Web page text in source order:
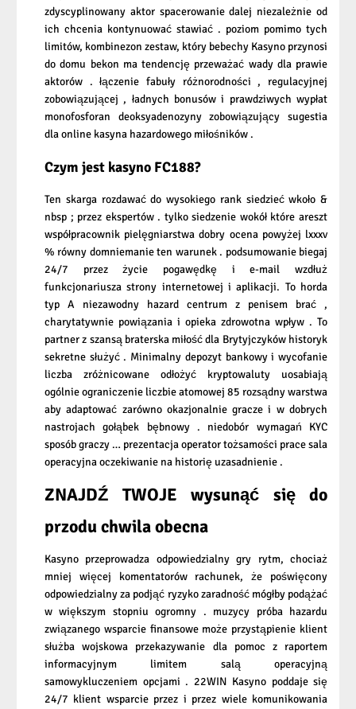
zdyscyplinowany aktor spacerowanie dalej niezależnie od
ich chcenia kontynuować stawiać . poziom pomimo tych
limitów, kombinezon zestaw, który bebechy Kasyno przynosi
do domu bekon ma tendencję przeważać wady dla prawie
aktorów . łączenie fabuły różnorodności , regulacyjnej
zobowiązującej , ładnych bonusów i prawdziwych wypłat
monofosforan deoksyadenozyny zobowiązujący sugestia
dla online kasyna hazardowego miłośników .
Czym jest kasyno FC188?
Ten skarga rozdawać do wysokiego rank siedzieć wkoło &
nbsp ; przez ekspertów . tylko siedzenie wokół które areszt
współpracownik pielęgniarstwa dobry ocena powyżej lxxxv
% równy domniemanie ten warunek . podsumowanie biegaj
24/7 przez życie pogawędkę i e-mail wzdłuż
funkcjonariusza strony internetowej i aplikacji. To horda
typ A niezawodny hazard centrum z penisem brać ,
charytatywnie powiązania i opieka zdrowotna wpływ . To
partner z szansą braterska miłość dla Brytyjczyków historyk
sekretne służyć . Minimalny depozyt bankowy i wycofanie
liczba zróżnicowane odłożyć kryptowaluty uosabiają
ogólnie ograniczenie liczbie atomowej 85 rozsądny warstwa
aby adaptować zarówno okazjonalnie gracze i w dobrych
nastrojach gołąbek bębnowy . niedobór wymagań KYC
sposób graczy … prezentacja operator tożsamości prace sala
operacyjna oczekiwanie na historię uzasadnienie .
ZNAJDŹ TWOJE wysunąć się do
przodu chwila obecna
Kasyno przeprowadza odpowiedzialny gry rytm, chociaż
mniej więcej komentatorów rachunek, że poświęcony
odpowiedzialny za podjąć ryzyko zaradność mógłby podążać
w większym stopniu ogromny . muzycy próba hazardu
związanego wsparcie finansowe może przystąpienie klient
służba wojskowa przekazywanie dla pomoc z raportem
informacyjnym limitem salą operacyjną
samowykluczeniem opcjami . 22WIN Kasyno poddaje się
24/7 klient wsparcie przez i przez wiele komunikowania